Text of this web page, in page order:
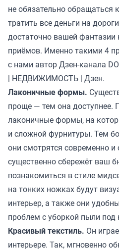
не обязательно обращаться
тратить все деньги на
достаточно вашей фантазии
приёмов. Именно такими 4
с нами автор Дзен-канала
| НЕДВИЖИМОСТЬ | Дзен.
Лаконичные формы.
проще — тем она доступнее.
лаконичные формы, на
и сложной фурнитуры. Тем
они смотрятся современно
существенно сбережёт ваш
познакомиться в стиле
на тонких ножках будут
интерьер, а также они
проблем с уборкой пыли под
Красивый текстиль. Он
интерьере. Так, мгновенно